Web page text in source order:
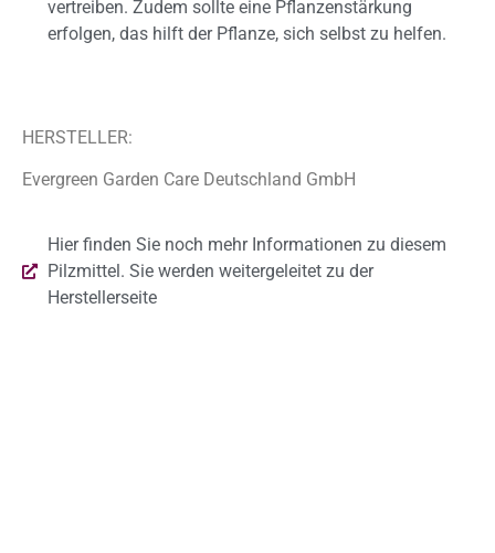
vertreiben. Zudem sollte eine Pflanzenstärkung
erfolgen, das hilft der Pflanze, sich selbst zu helfen.
HERSTELLER:
Evergreen Garden Care Deutschland GmbH
Hier finden Sie noch mehr Informationen zu diesem
Pilzmittel. Sie werden weitergeleitet zu der
Herstellerseite